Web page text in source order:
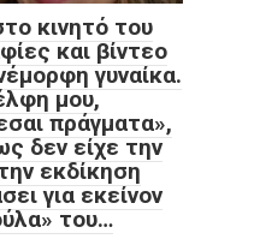
κινητό του
και βίντεο
γυναίκα.
μου,
πράγματα»,
δεν είχε την
εκδίκηση
για εκείνον
του…